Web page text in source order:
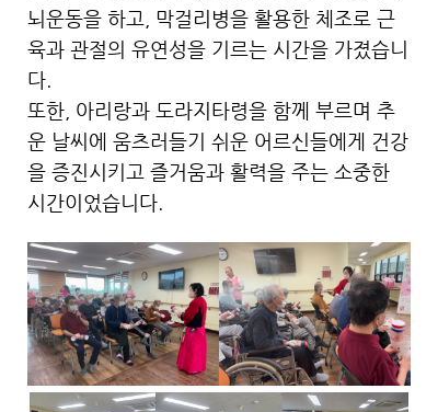
뇌운동을 하고, 막걸리병을 활용한 체조로 근
육과 관절의 유연성을 기르는 시간을 가졌습니
다.
또한, 아리랑과 도라지타령을 함께 부르며 추
운 날씨에 움츠러들기 쉬운 어르신들에게 건강
을 증진시키고 즐거움과 활력을 주는 소중한
시간이었습니다.